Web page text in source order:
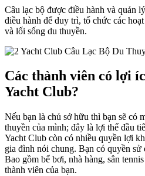
Câu lạc bộ được điều hành và quản
điều hành để duy trì, tổ chức các
và lối sống du thuyền.
Các thành viên có lợi
Yacht Club?
Nếu bạn là chủ sở hữu thì bạn sẽ có
thuyền của mình; đây là lợi thế đầu
Yacht Club còn có nhiều quyền lợi
gia đình nói chung. Bạn có quyền sử
Bao gồm bể bơi, nhà hàng, sân
thành viên của bạn.